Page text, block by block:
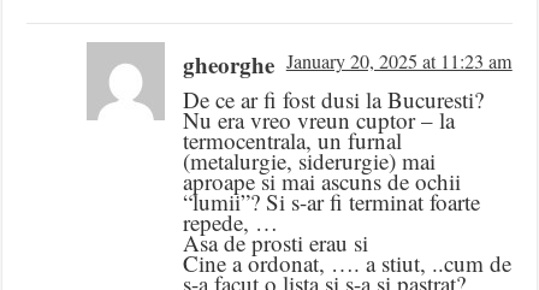
gheorghe January 20, 2025 at 11:23 am
De ce ar fi fost dusi la Bucuresti?
Nu era vreo vreun cuptor – la
termocentrala, un furnal
(metalurgie, siderurgie) mai
aproape si mai ascuns de ochii
“lumii”? Si s-ar fi terminat foarte
repede, …
Asa de prosti erau si
Cine a ordonat, …. a stiut, ..cum de
s-a facut o lista si s-a si pastrat?